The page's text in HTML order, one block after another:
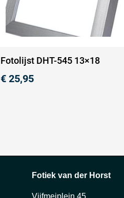
Fotolijst DHT-545 13×18
€ 25,95
Fotiek van der Horst
Vijfmeiplein 45